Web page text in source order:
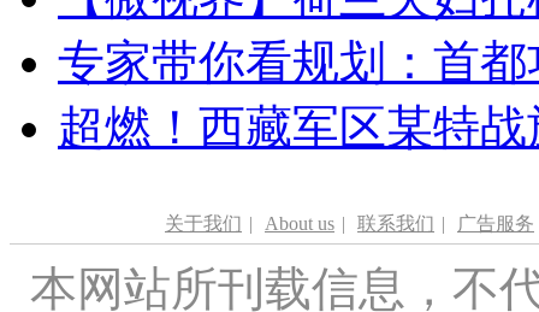
专家带你看规划：首
超燃！西藏军区某特
关于我们 | About us | 联系我们 | 广告服务
本网站所刊载信息，不